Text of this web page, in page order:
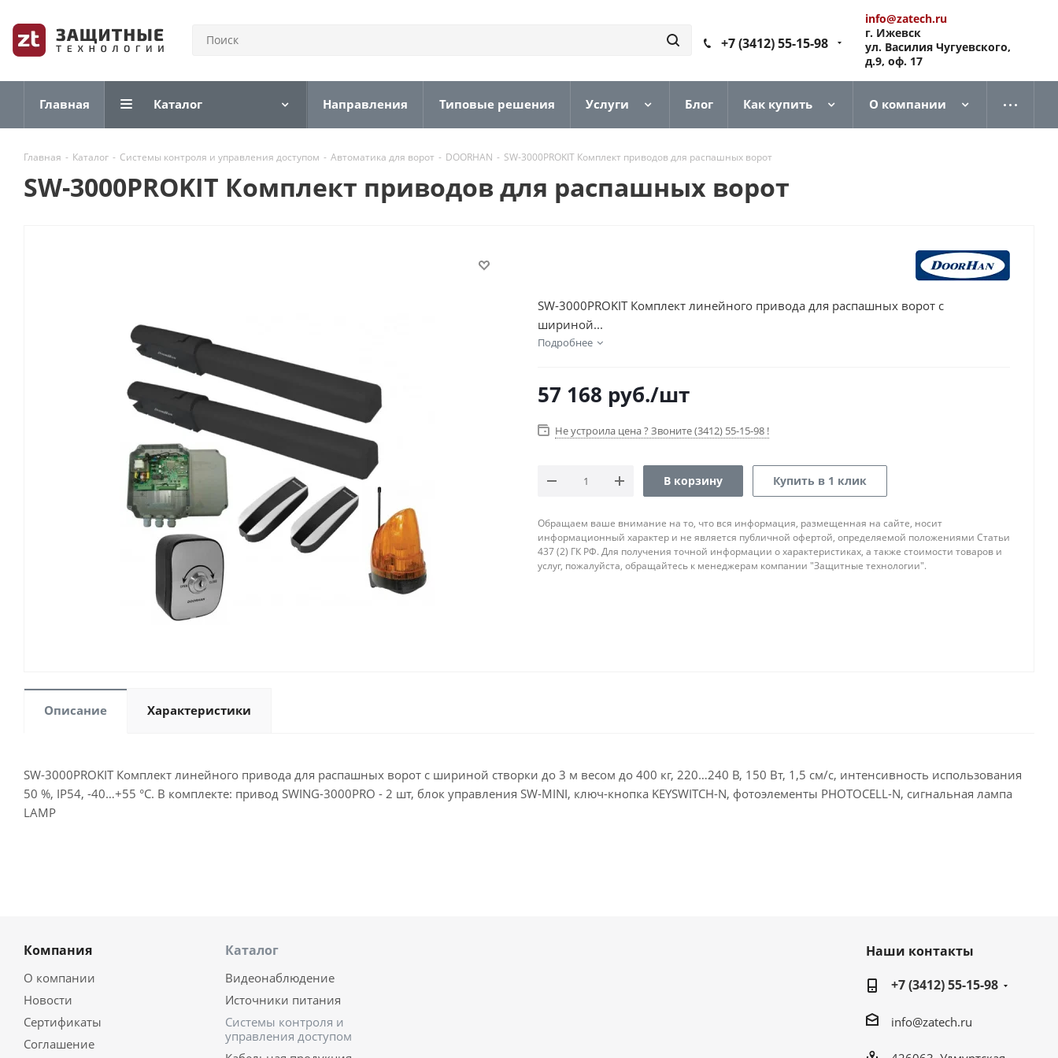
+7 (3412) 55-15-98
info@zatech.ru
г. Ижевск
ул. Василия Чугуевского,
д.9, оф. 17
Главная Каталог Направления Типовые решения Услуги Блог Как купить О компании
Главная - Каталог - Системы контроля и управления доступом - Автоматика для ворот - DOORHAN - SW-3000PROKIT Комплект приводов для распашных ворот
SW-3000PROKIT Комплект приводов для распашных ворот
SW-3000PROKIT Комплект линейного привода для распашных ворот с
шириной...
Подробнее
57 168 руб./шт
Не устроила цена ? Звоните (3412) 55-15-98 !
В корзину Купить в 1 клик
Обращаем ваше внимание на то, что вся информация, размещенная на сайте, носит
информационный характер и не является публичной офертой, определяемой положениями Статьи
437 (2) ГК РФ. Для получения точной информации о характеристиках, а также стоимости товаров и
услуг, пожалуйста, обращайтесь к менеджерам компании "Защитные технологии".
Описание Характеристики
SW-3000PROKIT Комплект линейного привода для распашных ворот с шириной створки до 3 м весом до 400 кг, 220…240 В, 150 Вт, 1,5 см/с, интенсивность использования
50 %, IP54, -40…+55 °C. В комплекте: привод SWING-3000PRO - 2 шт, блок управления SW-MINI, ключ-кнопка KEYSWITCH-N, фотоэлементы PHOTOCELL-N, сигнальная лампа
LAMP
Компания
О компании
Новости
Сертификаты
Соглашение
Каталог
Видеонаблюдение
Источники питания
Системы контроля и
управления доступом
Наши контакты
+7 (3412) 55-15-98
info@zatech.ru